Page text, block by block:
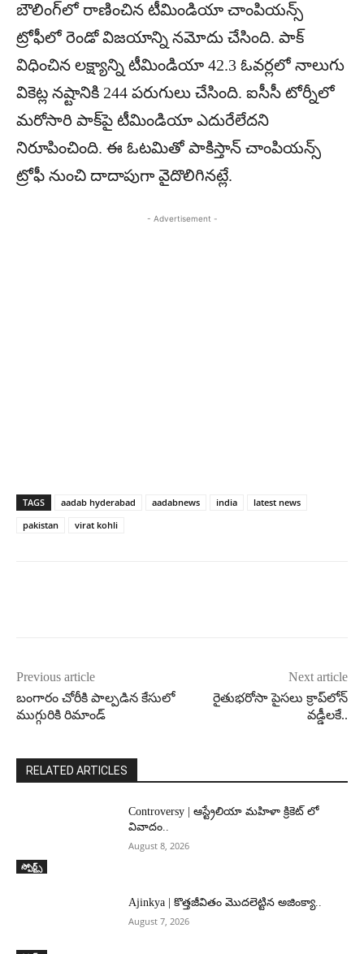
బౌలింగ్‌లో రాణించిన టీమిండియా చాంపియన్స్‌
ట్రోఫీలో రెండో విజయాన్ని నమోదు చేసింది. పాక్‌
విధించిన లక్ష్యాన్ని టీమిండియా 42.3 ఓవర్లలో నాలుగు
వికెట్ల నష్టానికి 244 పరుగులు చేసింది. ఐసీసీ టోర్నీలో
మరోసారి పాక్‌పై టీమిండియా ఎదురేలేదని
నిరూపించింది. ఈ ఓటమితో పాకిస్తాన్‌ చాంపియన్స్‌
ట్రోఫీ నుంచి దాదాపుగా వైదొలిగినట్లే.
- Advertisement -
TAGS aadab hyderabad aadabnews india
latest news
pakistan
virat kohli
Previous article
బంగారం చోరీకి పాల్పడిన కేసులో
ముగ్గురికి రిమాండ్‌
Next article
రైతుభ‌రోసా పైస‌లు క్రాప్‌లోన్
వ‌డ్డీల‌కే..
RELATED ARTICLES
స్పోర్ట్స్
Controversy | ఆస్ట్రేలియా మహిళా క్రికెట్ లో
వివాదం..
August 8, 2026
Ajinkya | కొత్తజీవితం మొదలెట్టిన అజింక్యా..
August 7, 2026